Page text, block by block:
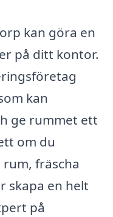
kan göra en
på ditt kontor.
kan
ge rummet ett
om du
fräscha
skapa en helt
på